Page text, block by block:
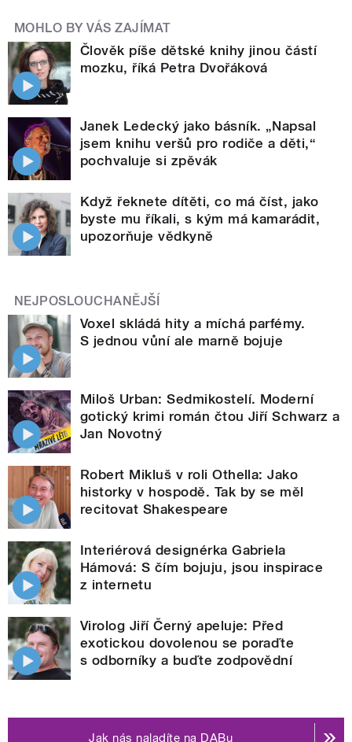
MOHLO BY VÁS ZAJÍMAT
Člověk píše dětské knihy jinou částí
mozku, říká Petra Dvořáková
Janek Ledecký jako básník. „Napsal
jsem knihu veršů pro rodiče a děti,“
pochvaluje si zpěvák
Když řeknete dítěti, co má číst, jako
byste mu říkali, s kým má kamarádit,
upozorňuje vědkyně
NEJPOSLOUCHANĚJŠÍ
Voxel skládá hity a míchá parfémy.
S jednou vůní ale marně bojuje
Miloš Urban: Sedmikostelí. Moderní
gotický krimi román čtou Jiří Schwarz a
Jan Novotný
Robert Mikluš v roli Othella: Jako
historky v hospodě. Tak by se měl
recitovat Shakespeare
Interiérová designérka Gabriela
Hámová: S čím bojuju, jsou inspirace
z internetu
Virolog Jiří Černý apeluje: Před
exotickou dovolenou se poraďte
s odborníky a buďte zodpovědní
Jak nás naladíte na DABu